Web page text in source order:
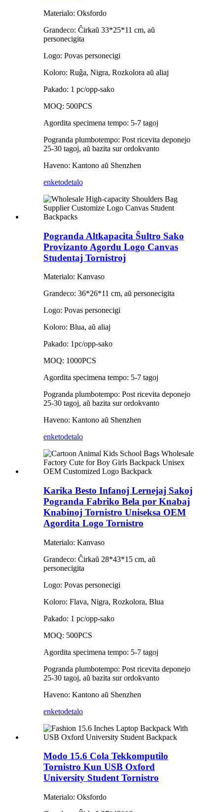
Materialo: Oksfordo
Grandeco: Ĉirkaŭ 33*25*11 cm, aŭ
personecigita
Logo: Povas personecigi
Koloro: Ruĝa, Nigra, Rozkolora aŭ aliaj
Pakado: 1 pc/opp-sako
MOQ: 500PCS
Agordita specimena tempo: 5-7 tagoj
Pogranda plumbotempo: Post ricevita deponejo
25-30 tagoj, aŭ bazita sur ordokvanto
Haveno: Kantono aŭ Shenzhen
enketodetalo
Pogranda Altkapacita Ŝultro Sako
Provizanto Agordu Logo Canvas
Studentaj Tornistroj
Materialo: Kanvaso
Grandeco: 36*26*11 cm, aŭ personecigita
Logo: Povas personecigi
Koloro: Blua, aŭ aliaj
Pakado: 1pc/opp-sako
MOQ: 1000PCS
Agordita specimena tempo: 5-7 tagoj
Pogranda plumbotempo: Post ricevita deponejo
25-30 tagoj, aŭ bazita sur ordokvanto
Haveno: Kantono aŭ Shenzhen
enketodetalo
Karika Besto Infanoj Lernejaj Sakoj
Pogranda Fabriko Bela por Knabaj
Knabinoj Tornistro Uniseksa OEM
Agordita Logo Tornistro
Materialo: Kanvaso
Grandeco: Ĉirkaŭ 28*43*15 cm, aŭ
personecigita
Logo: Povas personecigi
Koloro: Flava, Nigra, Rozkolora, Blua
Pakado: 1 pc/opp-sako
MOQ: 500PCS
Agordita specimena tempo: 5-7 tagoj
Pogranda plumbotempo: Post ricevita deponejo
25-30 tagoj, aŭ bazita sur ordokvanto
Haveno: Kantono aŭ Shenzhen
enketodetalo
Modo 15.6 Cola Tekkomputilo
Tornistro Kun USB Oxford
University Student Tornistro
Materialo: Oksfordo